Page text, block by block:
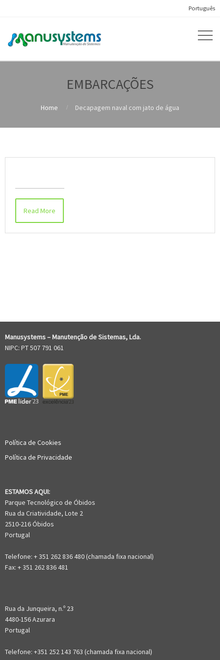
Português
EMBARCAÇÕES
Home Decapagem naval com jato de água
Read More
Manusystems –Manutenção de Sistemas, Lda.
NIPC: PT 507 791 061
Política de Cookies
Política de Privacidade
ESTAMOS AQUI:
Parque Tecnológico de Óbidos
Rua da Criatividade, Lote 2
2510-216 Óbidos
Portugal
Telefone: + 351 262 836 480 (chamada fixa nacional)
Fax: + 351 262 836 481
Rua da Junqueira, n.º 23
4480-156 Azurara
Portugal
Telefone: +351 252 143 763 (chamada fixa nacional)